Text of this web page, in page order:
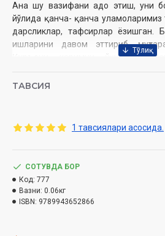
Ана шу вазифани адо этиш, уни
йўлида қанча- ‎қанча уламоларимиз
дарсликлар, тафсирлар ёзишган.
ишларини давом ‎эттириб,
‎Қуръони каримни ўқишни
Ўзбекистон Республикаси
Мусанниф:Абдуқаюм Ҳикматов
Номи:«Тажвид қоидалари‎»
Нашриёт: «Ўзбекистон халқаро
матбаа бирлашмаси»
ТАВСИЯ
1 тавсиялари асосида.
СОТУВДА БОР
Код: 777
Вазни: 0.06кг
ISBN: 9789943652866